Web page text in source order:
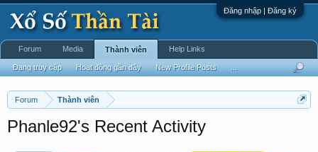
Đăng nhập | Đăng ký
Forum Thành viên
Phanle92's Recent Activity
Forum Media Thành viên
Đang truy cập Hoạt động gần đây New Profile Posts
Help Links